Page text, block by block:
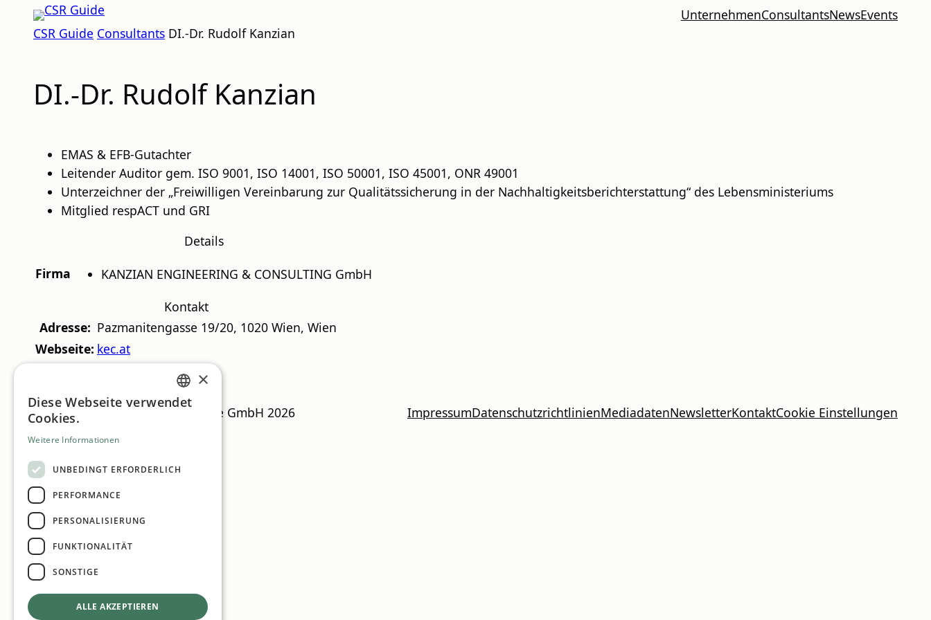
InhaltCSR
GUIDE
UnternehmenConsultantsNewsEvents
CSR Guide Consultants DI.-Dr. Rudolf Kanzian
DI.-Dr. Rudolf Kanzian
EMAS & EFB-Gutachter
Leitender Auditor gem. ISO 9001, ISO 14001, ISO 50001, ISO 45001, ONR 49001
Unterzeichner der „Freiwilligen Vereinbarung zur Qualitätssicherung in der Nachhaltigkeitsberichterstattung“ des Lebensministeriums
Mitglied respACT und GRI
Details
Firma
KANZIAN ENGINEERING & CONSULTING GmbH
Kontakt
Adresse: Pazmanitengasse 19/20, 1020 Wien, Wien
Webseite: kec.at
DI.-Dr. Rudolf Kanzian jetzt kontaktieren
CSR Guide© MN Anzeigenservice GmbH 2026 ImpressumDatenschutzrichtlinienMediadatenNewsletterKontaktCookie Einstellungen
GERMAN
×
Diese Webseite verwendet
Cookies.
Weitere Informationen
UNBEDINGT ERFORDERLICH
PERFORMANCE
PERSONALISIERUNG
FUNKTIONALITÄT
SONSTIGE
ALLE AKZEPTIEREN